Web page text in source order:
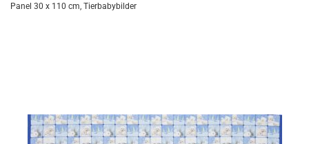
Panel 30 x 110 cm, Tierbabybilder